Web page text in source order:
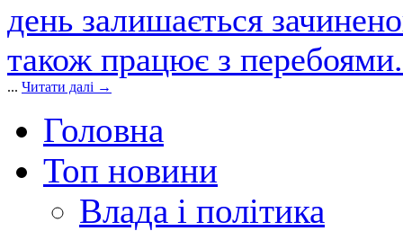
день залишається
також працює з
... Читати далі →
Головна
Топ новини
Влада і політика